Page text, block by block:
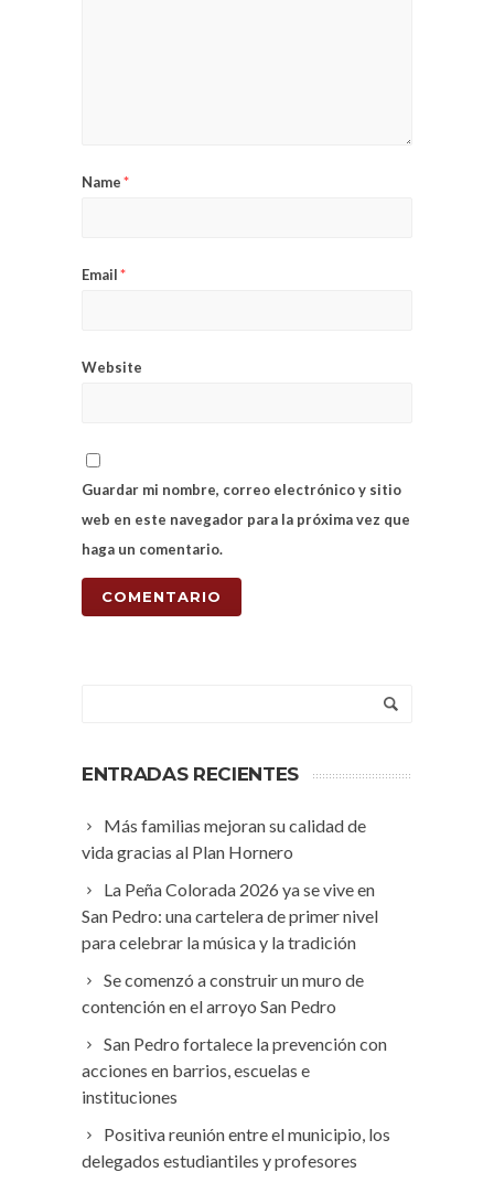
Name*
Email*
Website
Guardar mi nombre, correo electrónico y sitio
web en este navegador para la próxima vez que
haga un comentario.
ENTRADAS RECIENTES
Más familias mejoran su calidad de
vida gracias al Plan Hornero
La Peña Colorada 2026 ya se vive en
San Pedro: una cartelera de primer nivel
para celebrar la música y la tradición
Se comenzó a construir un muro de
contención en el arroyo San Pedro
San Pedro fortalece la prevención con
acciones en barrios, escuelas e
instituciones
Positiva reunión entre el municipio, los
delegados estudiantiles y profesores